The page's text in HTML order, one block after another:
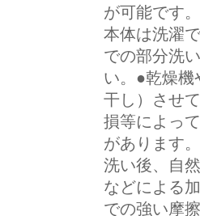
が可能です
本体は洗濯
での部分洗
い。●乾燥機
干し）させ
損等によっ
があります
洗い後、自
などによる
での強い摩